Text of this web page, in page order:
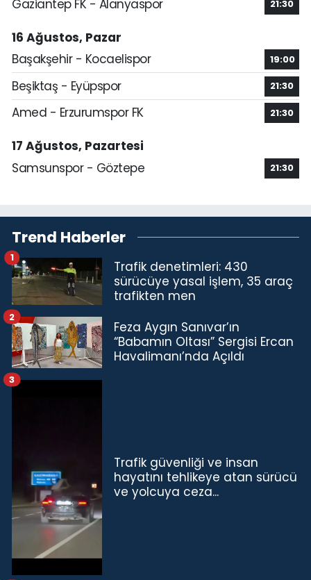
Gaziantep FK - Alanyaspor 21:30
16 Ağustos, Pazar
Başakşehir - Kocaelispor
19:00
Beşiktaş - Eyüpspor 21:30
Amed - Erzurumspor FK 21:30
17 Ağustos, Pazartesi
Samsunspor - Göztepe
21:30
Trend Haberler
Trafik denetimleri: 430
sürücüye yasal işlem, 35 araç
trafikten men
1
Feza Aygın Sanıvar’ın
“Babamın Oltası” Sergisi Ercan
Havalimanı’nda Açıldı
2
Trafik güvenliği ve insan
hayatını tehlikeye atan sürücü
ve yolcuya ceza...
3